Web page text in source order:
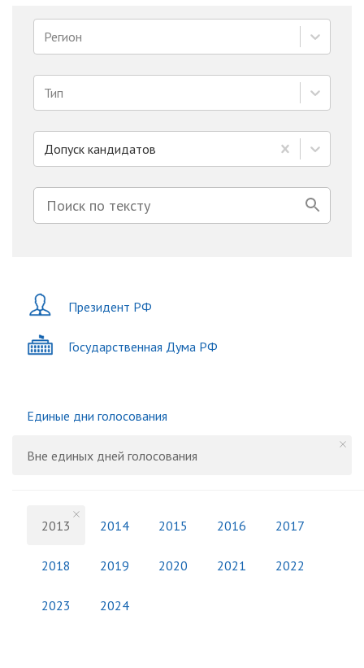
Регион
Тип
Допуск кандидатов
Президент РФ
Государственная Дума РФ
Единые дни голосования
Вне единых дней голосования
2013 2014 2015 2016 2017
2018 2019 2020 2021 2022
2023 2024